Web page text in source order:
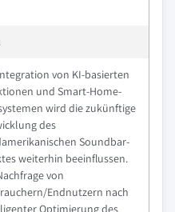
von KI-basierten
und Smart-Home-
wird die zukünftige
des
Soundbar-
weiterhin beeinflussen.
von
Endnutzern nach
Optimierung des